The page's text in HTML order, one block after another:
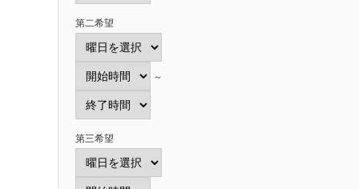
第二希望
～
第三希望